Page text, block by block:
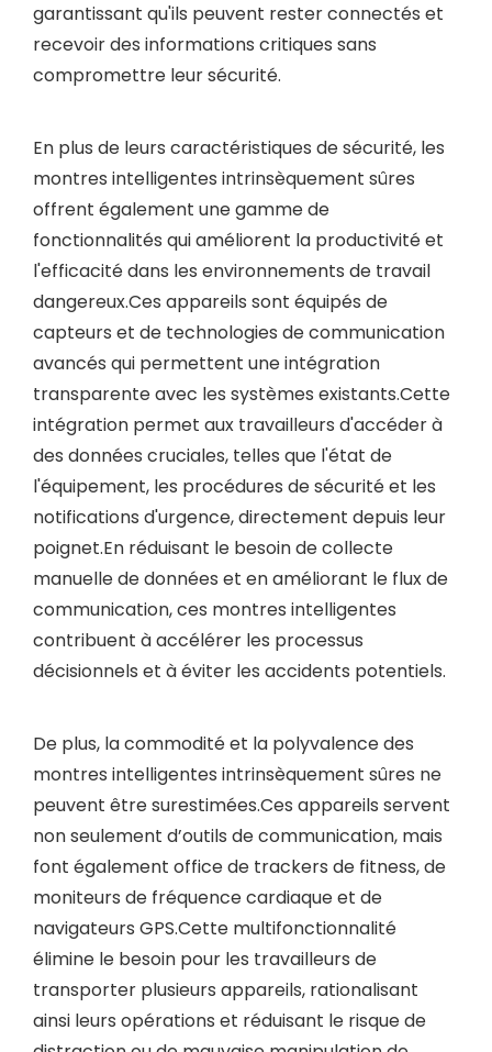
garantissant qu'ils peuvent rester connectés et
recevoir des informations critiques sans
compromettre leur sécurité.
En plus de leurs caractéristiques de sécurité, les
montres intelligentes intrinsèquement sûres
offrent également une gamme de
fonctionnalités qui améliorent la productivité et
l'efficacité dans les environnements de travail
dangereux.Ces appareils sont équipés de
capteurs et de technologies de communication
avancés qui permettent une intégration
transparente avec les systèmes existants.Cette
intégration permet aux travailleurs d'accéder à
des données cruciales, telles que l'état de
l'équipement, les procédures de sécurité et les
notifications d'urgence, directement depuis leur
poignet.En réduisant le besoin de collecte
manuelle de données et en améliorant le flux de
communication, ces montres intelligentes
contribuent à accélérer les processus
décisionnels et à éviter les accidents potentiels.
De plus, la commodité et la polyvalence des
montres intelligentes intrinsèquement sûres ne
peuvent être surestimées.Ces appareils servent
non seulement d’outils de communication, mais
font également office de trackers de fitness, de
moniteurs de fréquence cardiaque et de
navigateurs GPS.Cette multifonctionnalité
élimine le besoin pour les travailleurs de
transporter plusieurs appareils, rationalisant
ainsi leurs opérations et réduisant le risque de